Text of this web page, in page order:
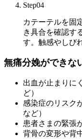
Step04
カテーテルを固
き具合を確認す
す。触感やしび
無痛分娩ができな
出血が止まりに
ど）
感染症のリスク
など）
患者さまの緊張
背骨の変形や背